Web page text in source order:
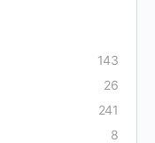
143
26
241
8